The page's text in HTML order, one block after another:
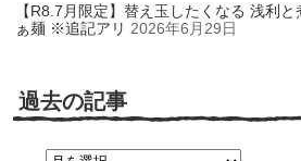
【R8.7月限定】替え玉したくなる 浅利
ぁ麺 ※追記アリ 2026年6月29日
過去の記事